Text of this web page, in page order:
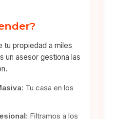
tu propiedad a miles
un asesor gestiona las
Tu casa en los
Filtramos a los